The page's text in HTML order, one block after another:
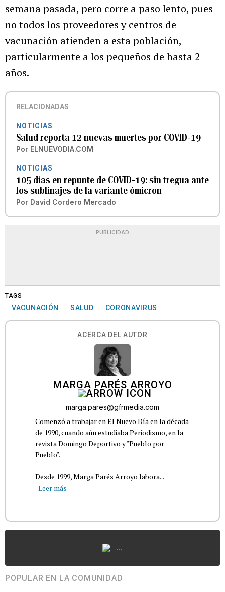
semana pasada, pero corre a paso lento, pues
no todos los proveedores y centros de
vacunación atienden a esta población,
particularmente a los pequeños de hasta 2
años.
RELACIONADAS
NOTICIAS
Salud reporta 12 nuevas muertes por COVID-19
Por ELNUEVODIA.COM
NOTICIAS
105 días en repunte de COVID-19: sin tregua ante
los sublinajes de la variante ómicron
Por David Cordero Mercado
PUBLICIDAD
TAGS
VACUNACIÓN SALUD CORONAVIRUS
ACERCA DEL AUTOR
MARGA PARÉS ARROYO
marga.pares@gfrmedia.com
Comenzó a trabajar en El Nuevo Día en la década
de 1990, cuando aún estudiaba Periodismo, en la
revista Domingo Deportivo y "Pueblo por
Pueblo".
Desde 1999, Marga Parés Arroyo labora...
Leer más
...
POPULAR EN LA COMUNIDAD